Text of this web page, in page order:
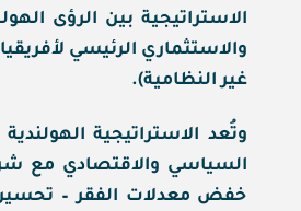
الاستراتيجية بين الرؤى
والاستثماري الرئيسي
غير النظامية).
وتُعد الاستراتيجية
السياسي والاقتصادي مع
خفض معدلات الفقر – تحسين